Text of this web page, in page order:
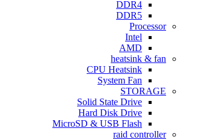
DDR4
DDR5
Processor
Intel
AMD
heatsink & fan
CPU Heatsink
System Fan
STORAGE
Solid State Drive
Hard Disk Drive
MicroSD & USB Flash
raid controller